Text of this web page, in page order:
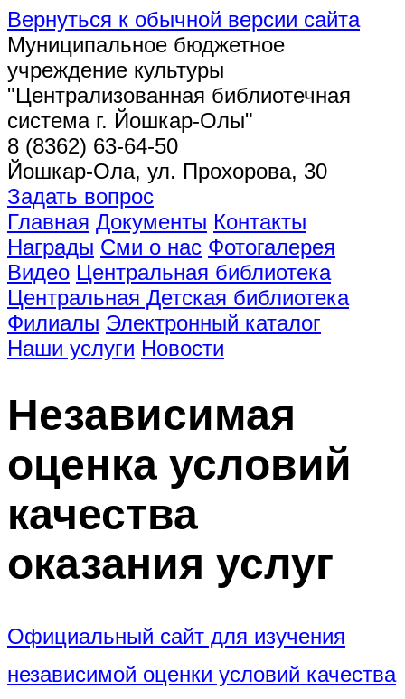
Вернуться к обычной версии сайта
Муниципальное бюджетное
учреждение культуры
"Централизованная библиотечная
система г. Йошкар-Олы"
8 (8362) 63-64-50
Йошкар-Ола, ул. Прохорова, 30
Задать вопрос
Главная Документы Контакты
Награды Сми о нас Фотогалерея
Видео Центральная библиотека
Центральная Детская библиотека
Филиалы Электронный каталог
Наши услуги Новости
Независимая
оценка условий
качества
оказания услуг
Официальный сайт для изучения
независимой оценки условий качества